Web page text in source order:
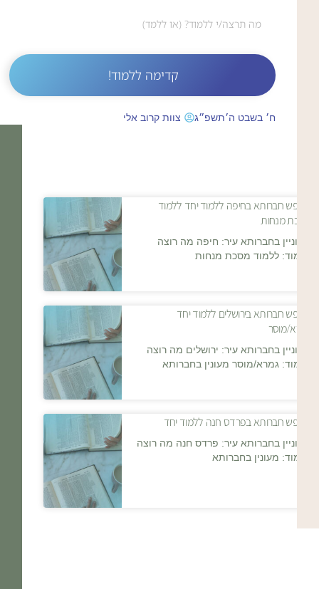
קדימה ללמוד!
ח׳ בשבט ה׳תשפ״ג צוות קרוב אלי
מחפש חברותא בחיפה ללמוד יחד ללמוד
מסכת מנחות
מעוניין בחברותא עיר: חיפה מה רוצה
ללמוד: ללמוד מסכת מנחות
מחפש חברותא בירושלים ללמוד יחד
גמרא/מוסר
מעוניין בחברותא עיר: ירושלים מה רוצה
ללמוד: גמרא/מוסר מעונין בחברותא
מחפש חברותא בפרדס חנה ללמוד יחד
מעוניין בחברותא עיר: פרדס חנה מה רוצה
ללמוד: מעונין בחברותא